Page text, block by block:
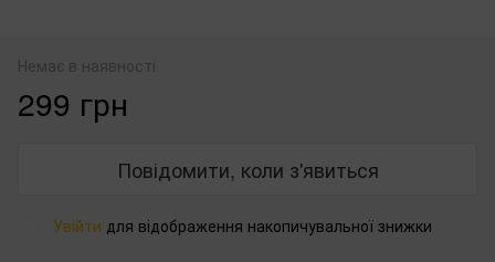
Немає в наявності
299 грн
Повідомити, коли з'явиться
Увійти для відображення накопичувальної знижки